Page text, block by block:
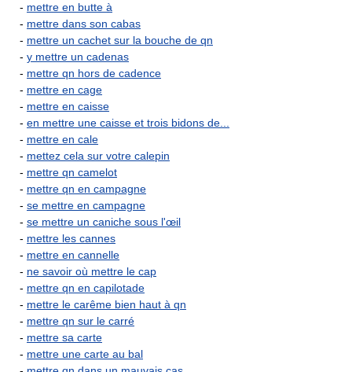
- mettre en butte à
- mettre dans son cabas
- mettre un cachet sur la bouche de qn
- y mettre un cadenas
- mettre qn hors de cadence
- mettre en cage
- mettre en caisse
- en mettre une caisse et trois bidons de...
- mettre en cale
- mettez cela sur votre calepin
- mettre qn camelot
- mettre qn en campagne
- se mettre en campagne
- se mettre un caniche sous l'œil
- mettre les cannes
- mettre en cannelle
- ne savoir où mettre le cap
- mettre qn en capilotade
- mettre le carême bien haut à qn
- mettre qn sur le carré
- mettre sa carte
- mettre une carte au bal